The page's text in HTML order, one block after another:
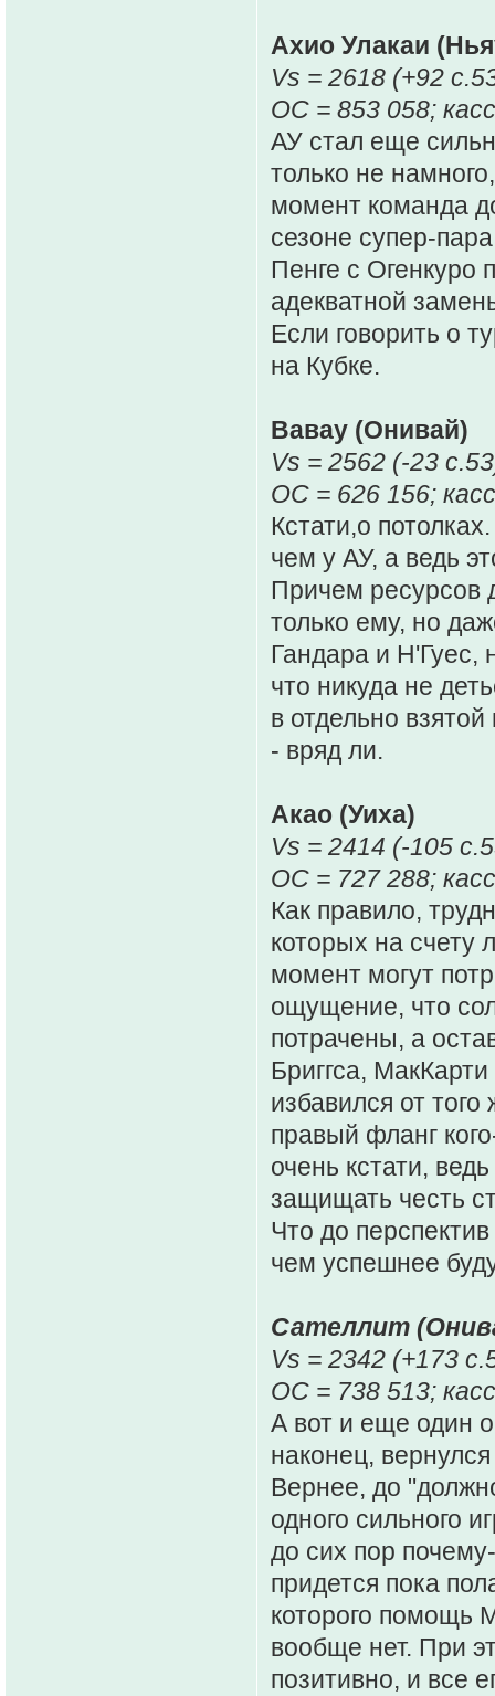
Ахио Улакаи
Vs = 2618 (+92
ОС = 853 058;
АУ стал еще
только не
момент команда
сезоне супер-
Пенге с Огенкуро
адекватной
Если говорить о
на Кубке.
Вавау (Онивай)
Vs = 2562 (-23
ОС = 626 156;
Кстати,о
чем у АУ, а ведь
Причем ресурсов
только ему, но
Гандара и Н'Гуес,
что никуда не
в отдельно
- вряд ли.
Акао (Уиха)
Vs = 2414 (-105
ОС = 727 288;
Как правило,
которых на счету
момент могут
ощущение, что
потрачены, а
Бриггса,
избавился от
правый фланг
очень кстати,
защищать честь
Что до
чем успешнее
Сателлит
Vs = 2342 (+173
ОС = 738 513;
А вот и еще один
наконец,
Вернее, до
одного сильного
до сих пор
придется пока
которого помощь
вообще нет. При
позитивно, и все